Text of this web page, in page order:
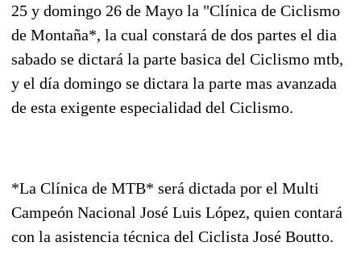
25 y domingo 26 de Mayo la "Clínica de Ciclismo
de Montaña*, la cual constará de dos partes el dia
sabado se dictará la parte basica del Ciclismo mtb,
y el día domingo se dictara la parte mas avanzada
de esta exigente especialidad del Ciclismo.
*La Clínica de MTB* será dictada por el Multi
Campeón Nacional José Luis López, quien contará
con la asistencia técnica del Ciclista José Boutto.